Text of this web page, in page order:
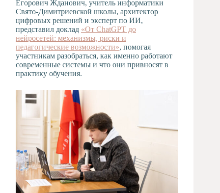
Егорович Жданович, учитель информатики
Свято‑Димитриевской школы, архитектор
цифровых решений и эксперт по ИИ,
представил доклад «От ChatGPT до
нейросетей: механизмы, риски и
педагогические возможности», помогая
участникам разобраться, как именно работают
современные системы и что они привносят в
практику обучения.